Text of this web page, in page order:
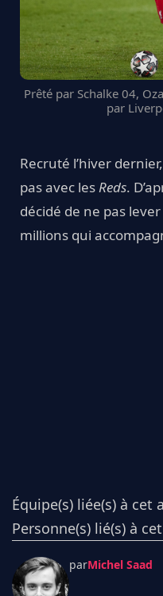
Prêté par Schalke 04,
par
Recruté l’hiver
pas avec lesReds.
décidé de ne pas lever
millions qui
Équipe(s) liée(s) à cet
Personne(s) lié(s) à
parMichel Saad